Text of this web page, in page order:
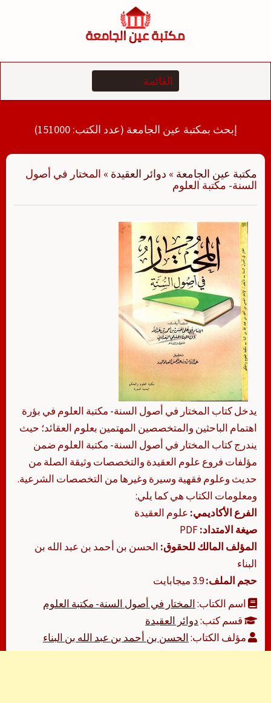
إبحث بمكتبة عين الجامعة (عدد الكتب: 151000)
مكتبة عين الجامعة » دوائر العقيدة » المختار في أصول
السنة- مكتبة العلوم
يدخل كتاب المختار في أصول السنة- مكتبة العلوم في بؤرة
اهتمام الباحثين والمتخصصين المهتمين بعلوم العقائد؛ حيث
يندرج كتاب المختار في أصول السنة- مكتبة العلوم ضمن
مؤلفات فروع علوم العقيدة والتخصصات وثيقة الصلة من
حديث وعلوم فقهية وسيرة وغيرها من التخصصات الشرعية.
ومعلومات الكتاب هي كما يلي:
الفرع الأكاديمي: علوم العقيدة
صيغة الامتداد:
المؤلف المالك للحقوق: الحسن بن أحمد بن عبد الله بن
البناء
حجم الملف:3.9 ميجابايت
اسم الكتاب:المختار في أصول السنة- مكتبة العلوم
قسم كتب:دوائر العقيدة
مؤلف الكتاب:الحسن بن أحمد بن عبد الله بن البناء